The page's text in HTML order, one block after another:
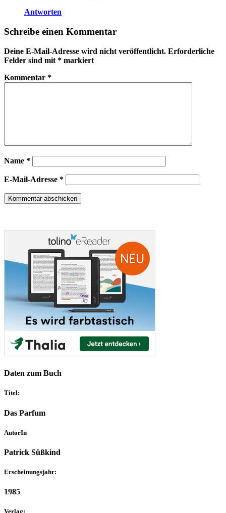
Antworten
Schreibe einen Kommentar
Deine E-Mail-Adresse wird nicht veröffentlicht. Erforderliche
Felder sind mit * markiert
Kommentar *
Name *
E-Mail-Adresse *
Daten zum Buch
Titel:
Das Parfum
AutorIn
Patrick Süßkind
Erscheinungsjahr:
1985
Verlag: